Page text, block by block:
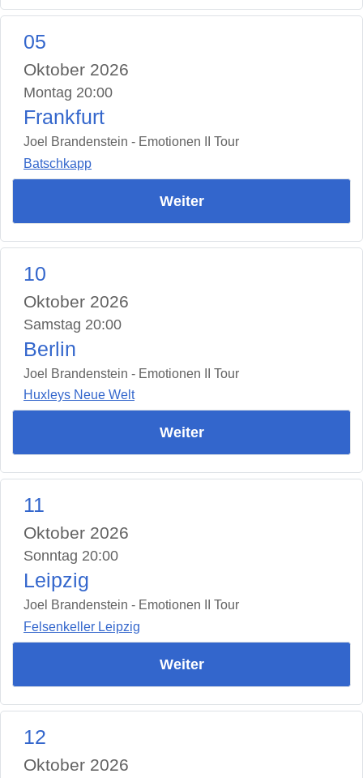
05
Oktober 2026
Montag 20:00
Frankfurt
Joel Brandenstein - Emotionen II Tour
Batschkapp
Weiter
10
Oktober 2026
Samstag 20:00
Berlin
Joel Brandenstein - Emotionen II Tour
Huxleys Neue Welt
Weiter
11
Oktober 2026
Sonntag 20:00
Leipzig
Joel Brandenstein - Emotionen II Tour
Felsenkeller Leipzig
Weiter
12
Oktober 2026